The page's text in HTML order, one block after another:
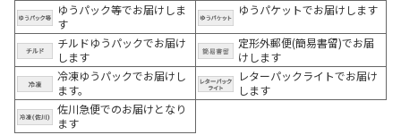
ゆうパック等でお届けしま
す
ゆうパケットでお届けします
チルドゆうパックでお届け
します
定形外郵便(簡易書留)でお届
けします
冷凍ゆうパックでお届けし
ます。
レターパックライトでお届け
します
佐川急便でのお届けとなり
ます